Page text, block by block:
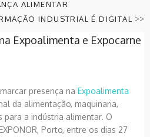
ALIMENTAR
INDUSTRIAL É DIGITAL
>>
Expoalimenta e Expocarne
presença na Expoalimenta
da alimentação, maquinaria,
a indústria alimentar. O
Porto, entre os dias 27